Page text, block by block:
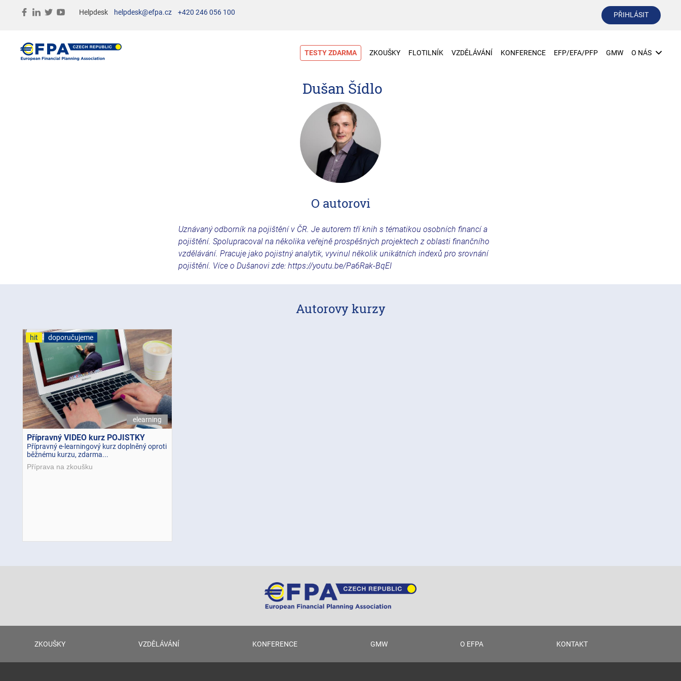
Helpdesk helpdesk@efpa.cz +420 246 056 100 PŘIHLÁSIT
TESTY ZDARMA ZKOUŠKY FLOTILNÍK VZDĚLÁVÁNÍ KONFERENCE EFP/EFA/PFP GMW O NÁS
Dušan Šídlo
O autorovi
Uznávaný odborník na pojištění v ČR. Je autorem tří knih s tématikou osobních financí a
pojištění. Spolupracoval na několika veřejně prospěšných projektech z oblasti finančního
vzdělávání. Pracuje jako pojistný analytik, vyvinul několik unikátních indexů pro srovnání
pojištění. Více o Dušanovi zde: https://youtu.be/Pa6Rak-BqEI
Autorovy kurzy
hit doporučujeme
elearning
Přípravný VIDEO kurz POJISTKY
Přípravný e-learningový kurz doplněný oproti
běžnému kurzu, zdarma...
Příprava na zkoušku
ZKOUŠKY VZDĚLÁVÁNÍ KONFERENCE GMW O EFPA KONTAKT